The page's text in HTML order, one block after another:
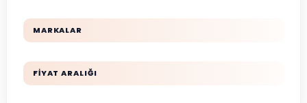
MARKALAR
FİYAT ARALIĞI